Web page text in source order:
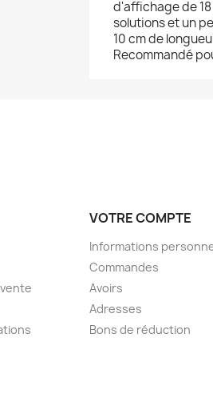
d'affichage de
solutions et un
10 cm de
Recommandé
VOTRE COMPTE
Informations
Commandes
Avoirs
Adresses
Bons de réduction